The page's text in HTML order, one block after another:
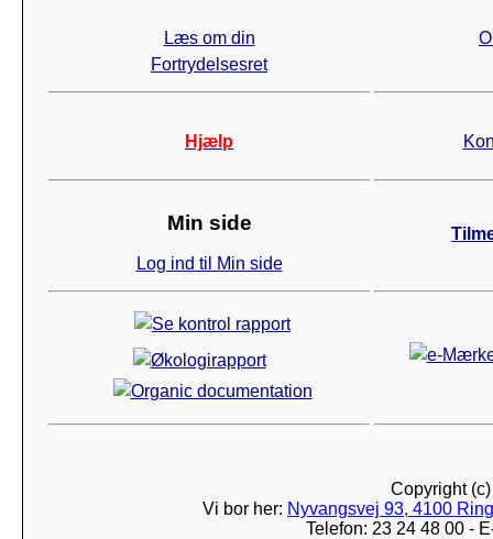
Læs om din
Fortrydelsesret
Hjælp
Min side
Log ind til Min side
Copyright
Vi bor her: Nyvangsvej 93, 4100
Telefon: 23 24 48 00 -